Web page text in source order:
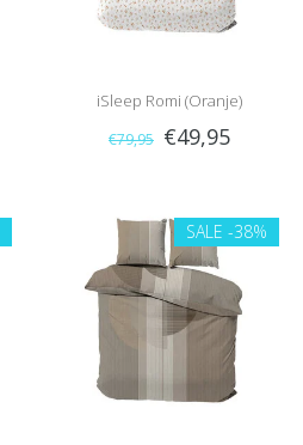
iSleep Romi (Oranje)
€79,95 €49,95
SALE -38%